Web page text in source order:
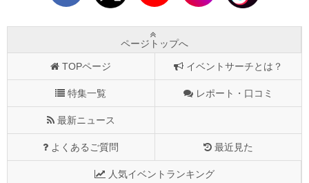
ページトップへ
TOPページ イベントサーチとは？
特集一覧 レポート・口コミ
最新ニュース
よくあるご質問 最近見た
人気イベントランキング